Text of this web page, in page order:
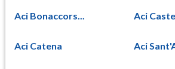
Aci Bonaccors... Aci
Aci Catena Aci